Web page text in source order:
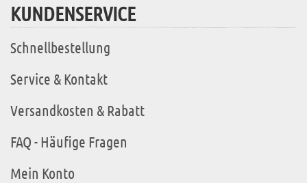
KUNDENSERVICE
Schnellbestellung
Service & Kontakt
Versandkosten & Rabatt
FAQ - Häufige Fragen
Mein Konto